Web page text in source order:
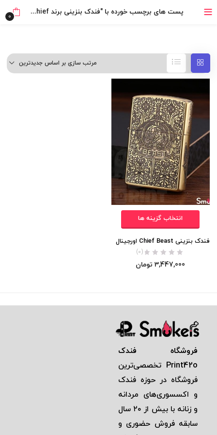
بدون ضامن، بدون سود پست های برچسب خورده با "فندک بنزینی برند Chief طرح هیولا" 0
مرتب سازی بر اساس جدیدترین
انتخاب گزینه ها
فندک بنزینی Chief Beast اورجینال
(0)
3,447,000 تومان
فروشگاه فندک
Print42o تخصصی‌ترين
فروشگاه در حوزه فندک
و اكسسوری‌های مردانه
و زنانه با بيش از ٢٠ سال
سابقه فروش حضوری و